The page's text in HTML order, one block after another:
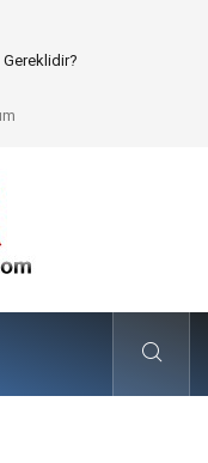
Dijitalleşmesi